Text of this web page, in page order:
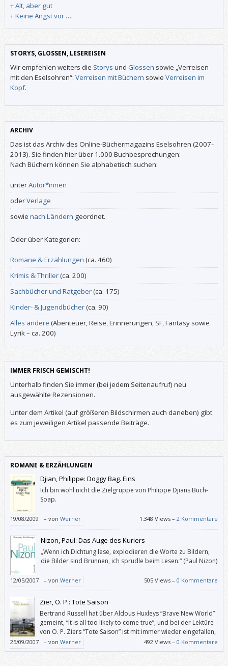
+Alt, aber gut
+Keine Angst vor …
STORYS, GLOSSEN, LESEREISEN
Wir empfehlen weiters die Storys und Glossen sowie „Verreisen
mit den Eselsohren“: Verreisen mit Büchern sowie Verreisen im
Kopf.
ARCHIV
Das ist das Archiv des Online-Büchermagazins Eselsohren (2007–
2013). Sie finden hier über 1.000 Buchbesprechungen:
Nach Büchern können Sie alphabetisch suchen:
unterAutor*innen
oderVerlage
sowie nach Ländern geordnet.
Oder über Kategorien:
Romane & Erzählungen (ca. 460)
Krimis & Thriller(ca. 200)
Sachbücher und Ratgeber(ca. 175)
Kinder- & Jugendbücher(ca. 90)
Alles andere (Abenteuer, Reise, Erinnerungen, SF, Fantasy sowie
Lyrik – ca. 200)
IMMER FRISCH GEMISCHT!
Unterhalb finden Sie immer (bei jedem Seitenaufruf) neu
ausgewählte Rezensionen.
Unter dem Artikel (auf größeren Bildschirmen auch daneben) gibt
es zum jeweiligen Artikel passende Beiträge.
ROMANE & ERZÄHLUNGEN
Djian, Philippe: Doggy Bag. Eins
Ich bin wohl nicht die Zielgruppe von Philippe Djians Buch-
Soap.
19/08/2009 – von Werner 1.348 Views –2 Kommentare
Nizon, Paul: Das Auge des Kuriers
„Wenn ich Dichtung lese, explodieren die Worte zu Bildern,
die Bilder sind Brunnen, ich sprudle beim Lesen.“ (Paul Nizon)
12/05/2007 – von Werner 505 Views –0 Kommentare
Zier, O. P.: Tote Saison
Bertrand Russell hat über Aldous Huxleys “Brave New World”
gemeint, “It is all too likely to come true”, und bei der Lektüre
von O. P. Ziers “Tote Saison” ist mit immer wieder eingefallen,
“It is too likely to BE true”.
25/09/2007 – von Werner 492 Views –0 Kommentare